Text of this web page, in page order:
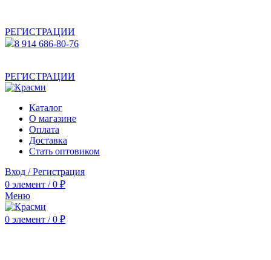
РЕГИСТРАЦИИ
8 914 686-80-76
РЕГИСТРАЦИИ
Каталог
О магазине
Оплата
Доставка
Стать оптовиком
Вход / Регистрация
0 элемент / 0 ₽
Меню
0 элемент / 0 ₽